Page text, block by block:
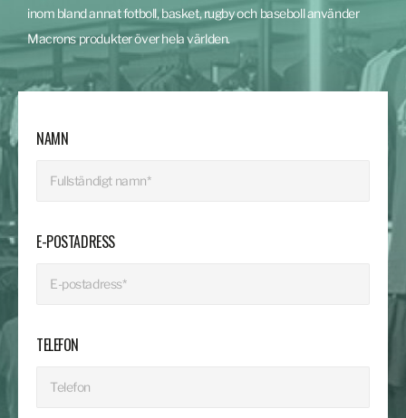
inom bland annat fotboll, basket, rugby och baseboll använder
Macrons produkter över hela världen.
NAMN
E-POSTADRESS
TELEFON